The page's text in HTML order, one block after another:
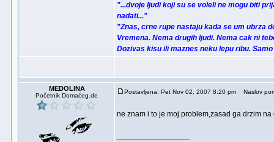
"...dvoje ljudi koji su se voleli ne mogu biti
nadati..."
"Znas, crne rupe nastaju kada se um ubrza
Vremena. Nema drugih ljudi. Nema cak ni
Dozivas kisu ili maznes neku lepu ribu.
MEDOLINA
Početnik Domaćeg.de
Postavljena: Pet Nov 02, 2007 8:20 pm Naslov
ne znam i to je moj problem,zasad ga drzim